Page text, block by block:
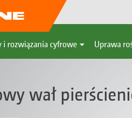
i rozwiązania cyfrowe Uprawa
wał